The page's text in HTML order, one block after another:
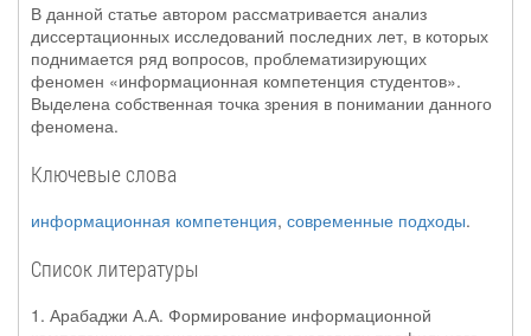
В данной статье автором рассматривается анализ
диссертационных исследований последних лет, в которых
поднимается ряд вопросов, проблематизирующих
феномен «информационная компетенция студентов».
Выделена собственная точка зрения в понимании данного
феномена.
Ключевые слова
информационная компетенция, современные подходы.
Список литературы
1. Арабаджи А.А. Формирование информационной